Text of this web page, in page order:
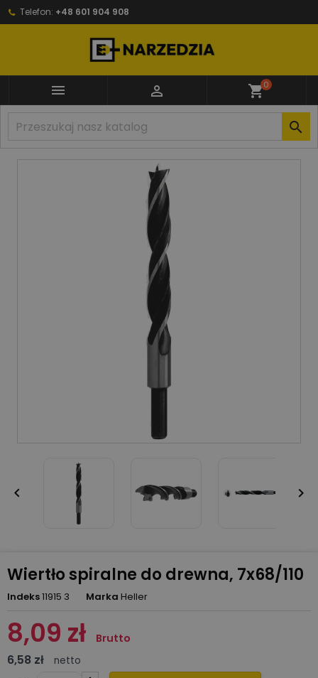
Telefon: +48 601 904 908
  shopping_cart0

 
Wiertło spiralne do drewna, 7x68/110
Indeks11915 3 Marka Heller
8,09 zł Brutto
6,58 zł
netto